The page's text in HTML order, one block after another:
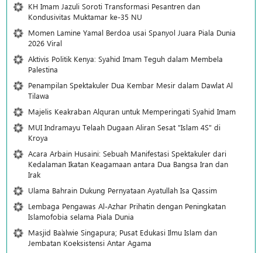
KH Imam Jazuli Soroti Transformasi Pesantren dan
Kondusivitas Muktamar ke-35 NU
Momen Lamine Yamal Berdoa usai Spanyol Juara Piala Dunia
2026 Viral
Aktivis Politik Kenya: Syahid Imam Teguh dalam Membela
Palestina
Penampilan Spektakuler Dua Kembar Mesir dalam Dawlat Al
Tilawa
Majelis Keakraban Alquran untuk Memperingati Syahid Imam
MUI Indramayu Telaah Dugaan Aliran Sesat "Islam 4S" di
Kroya
Acara Arbain Husaini: Sebuah Manifestasi Spektakuler dari
Kedalaman Ikatan Keagamaan antara Dua Bangsa Iran dan
Irak
Ulama Bahrain Dukung Pernyataan Ayatullah Isa Qassim
Lembaga Pengawas Al-Azhar Prihatin dengan Peningkatan
Islamofobia selama Piala Dunia
Masjid Ba`alwie Singapura; Pusat Edukasi Ilmu Islam dan
Jembatan Koeksistensi Antar Agama